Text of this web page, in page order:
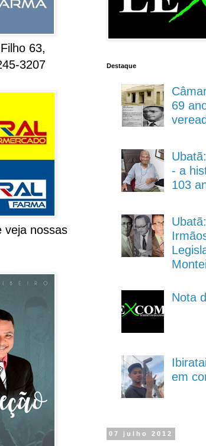
Destaque
69
- a
103
Nota
em
07 julho 2012
63,
3207
veja nossas